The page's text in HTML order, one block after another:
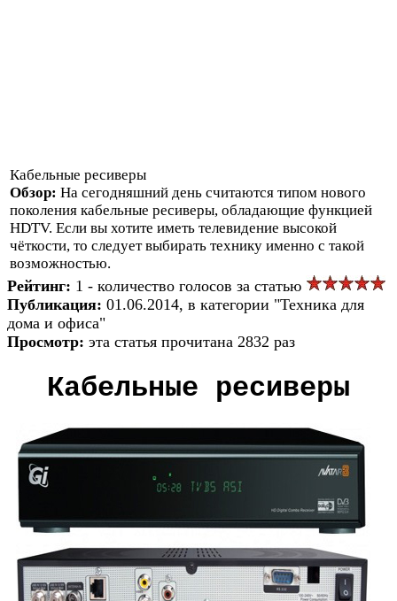
Кабельные ресиверы
Обзор: На сегодняшний день считаются типом нового
поколения кабельные ресиверы, обладающие функцией
HDTV. Если вы хотите иметь телевидение высокой
чёткости, то следует выбирать технику именно с такой
возможностью.
Рейтинг: 1 - количество голосов за статью
Публикация: 01.06.2014, в категории "Техника для
дома и офиса"
Просмотр: эта статья прочитана 2832 раз
Кабельные ресиверы